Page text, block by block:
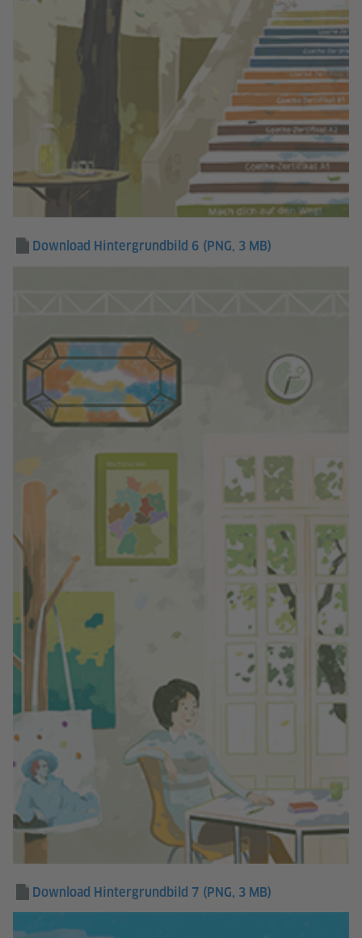
Download Hintergrundbild 6 (PNG, 3 MB)
Download Hintergrundbild 7 (PNG, 3 MB)